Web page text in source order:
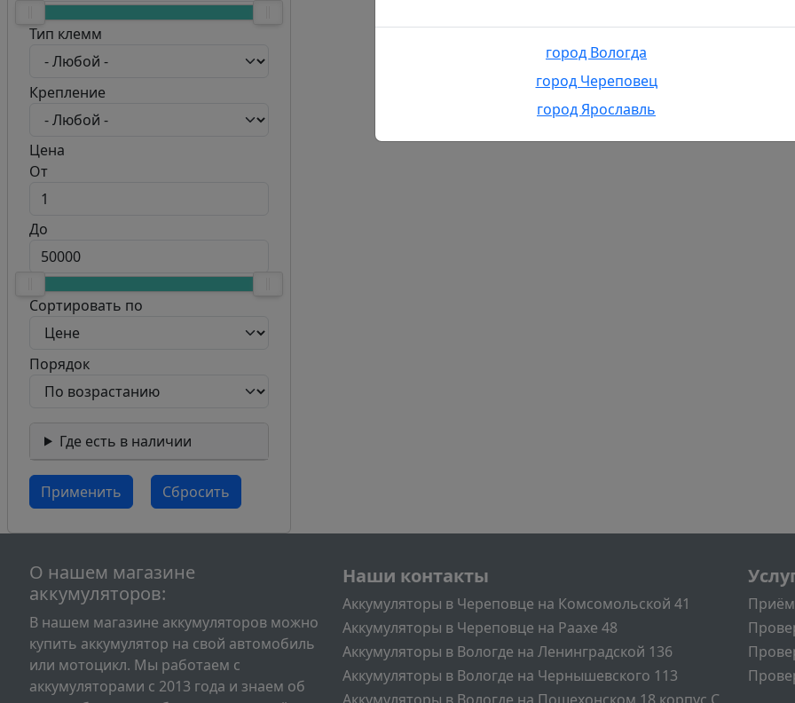
город Вологда
город Череповец
город Ярославль
Тип клемм
Крепление
Цена
От
До
Сортировать по
Порядок
Где есть в наличии
О нашем магазине
аккумуляторов:
В нашем магазине аккумуляторов можно
купить аккумулятор на свой автомобиль
или мотоцикл. Мы работаем с
аккумуляторами с 2013 года и знаем об
Подвал
Наши контакты
Аккумуляторы в Череповце на Комсомольской 41
Аккумуляторы в Череповце на Раахе 48
Аккумуляторы в Вологде на Ленинградской 136
Аккумуляторы в Вологде на Чернышевского 113
Приём